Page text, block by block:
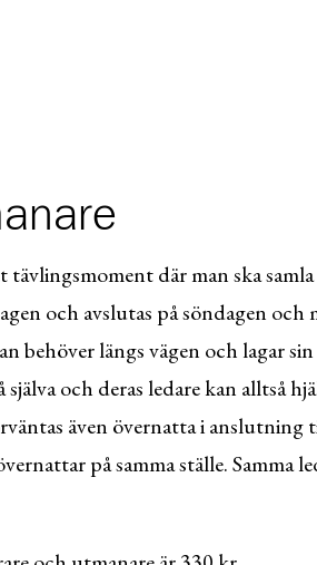
där man ska
och avslutas på söndagen och
behöver längs vägen och lagar sin
och deras ledare kan alltså
även övernatta i anslutning
på samma ställe. Samma